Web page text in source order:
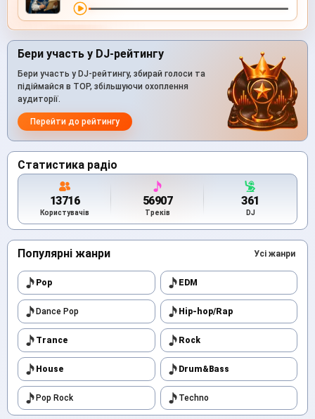
Бери участь у DJ-рейтингу
Бери участь у DJ-рейтингу, збирай голоси та
підіймайся в TOP, збільшуючи охоплення
аудиторії.
Перейти до рейтингу
Статистика радіо
13716
Користувачів
56907
Треків
361
DJ
Популярні жанри Усі жанри
Pop EDM
Dance Pop Hip-hop/Rap
Trance Rock
House Drum&Bass
Pop Rock Techno